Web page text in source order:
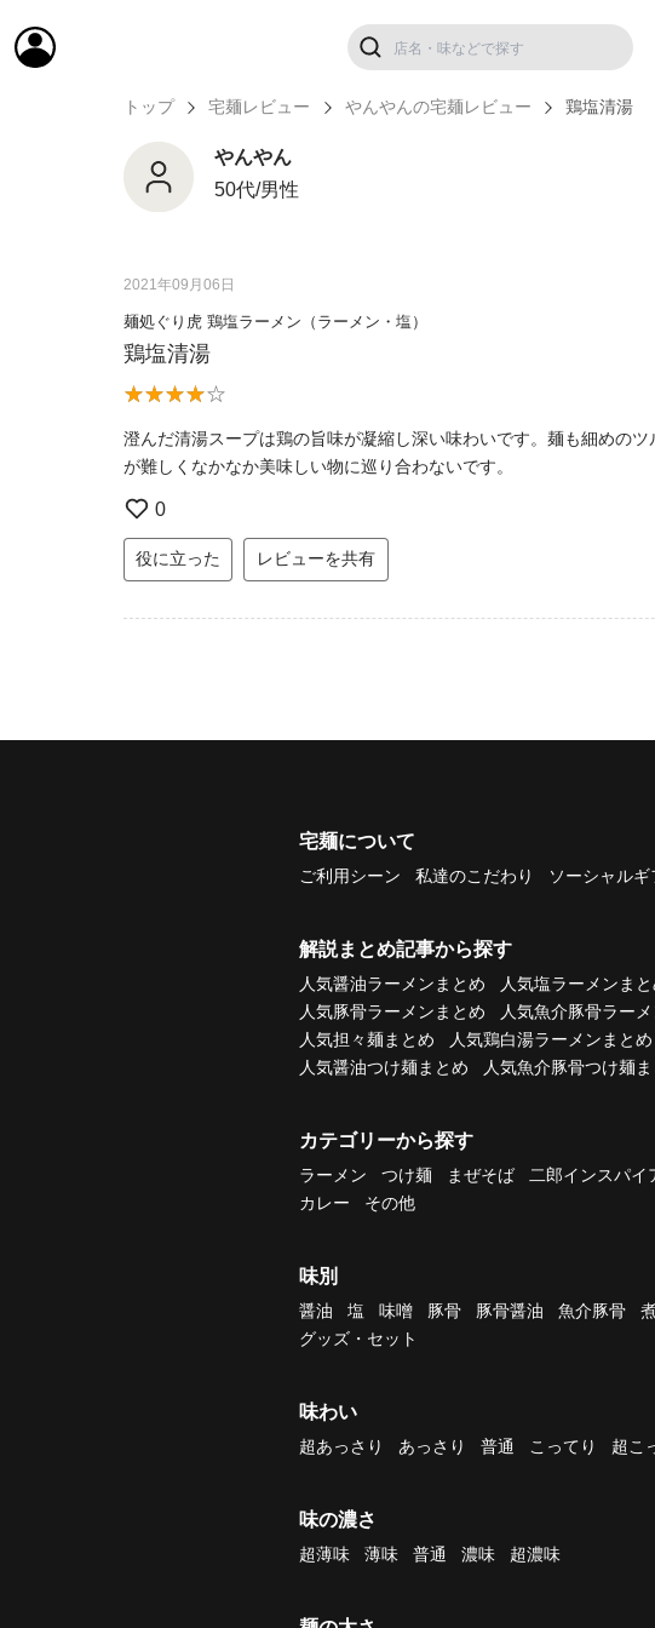
トップ 宅麺レビュー やんやんの宅麺レビュー 鶏塩清湯
やんやん
50代/男性
2021年09月06日
麺処ぐり虎 鶏塩ラーメン（ラーメン・塩）
鶏塩清湯
澄んだ清湯スープは鶏の旨味が凝縮し深い味わいです。麺も細めの
が難しくなかなか美味しい物に巡り合わないです。
0
役に立った レビューを共有
宅麺について
ご利用シーン 私達のこだわり ソーシャルギ
解説まとめ記事から探す
人気醤油ラーメンまとめ 人気塩ラーメンまと
人気豚骨ラーメンまとめ
人気魚介豚骨ラー
人気担々麺まとめ
人気鶏白湯ラーメンまとめ
人気醤油つけ麺まとめ
人気魚介豚骨つけ麺
カテゴリーから探す
ラーメン つけ麺 まぜそば 二郎インスパイ
カレー
その他
味別
醤油 塩 味噌 豚骨 豚骨醤油 魚介豚骨
グッズ・セット
味わい
超あっさり あっさり 普通 こってり 超こ
味の濃さ
超薄味 薄味 普通 濃味 超濃味